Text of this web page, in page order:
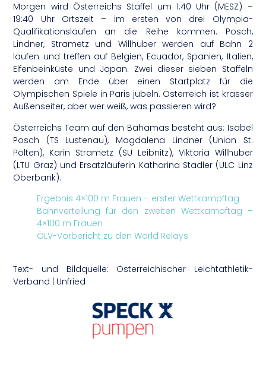
Morgen wird Österreichs Staffel um 1:40 Uhr (MESZ) –
19:40 Uhr Ortszeit – im ersten von drei Olympia-
Qualifikationsläufen an die Reihe kommen. Posch,
Lindner, Strametz und Willhuber werden auf Bahn 2
laufen und treffen auf Belgien, Ecuador, Spanien, Italien,
Elfenbeinküste und Japan. Zwei dieser sieben Staffeln
werden am Ende über einen Startplatz für die
Olympischen Spiele in Paris jubeln. Österreich ist krasser
Außenseiter, aber wer weiß, was passieren wird?
Österreichs Team auf den Bahamas besteht aus: Isabel
Posch (TS Lustenau), Magdalena Lindner (Union St.
Pölten), Karin Strametz (SU Leibnitz), Viktoria Willhuber
(LTU Graz) und Ersatzläuferin Katharina Stadler (ULC Linz
Oberbank).
Ergebnis 4×100 m Frauen – erster Wettkampftag
Bahnverteilung für den zweiten Wettkampftag –
4×100 m Frauen
ÖLV-Vorbericht zu den World Relays
Text- und Bildquelle: Österreichischer Leichtathletik-
Verband | Unfried